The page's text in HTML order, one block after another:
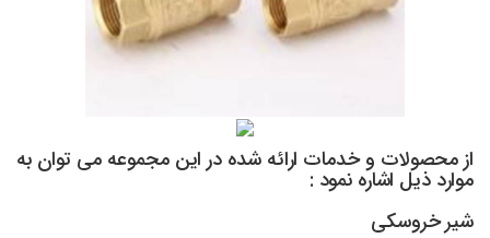
از محصولات و خدمات ارائه شده در این مجموعه می توان به
موارد ذیل اشاره نمود :
شیر خروسکی